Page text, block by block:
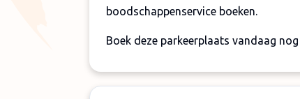
boodschappenservice boeken.
Boek deze parkeerplaats vandaag